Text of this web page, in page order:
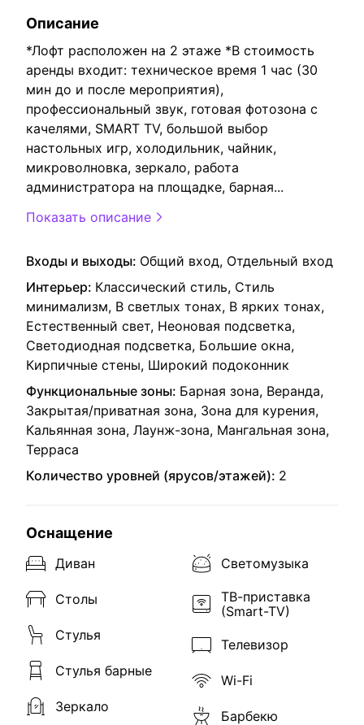
Описание
*Лофт расположен на 2 этаже *В стоимость
аренды входит: техническое время 1 час (30
мин до и после мероприятия),
профессиональный звук, готовая фотозона с
качелями, SMART TV, большой выбор
настольных игр, холодильник, чайник,
микроволновка, зеркало, работа
администратора на площадке, барная...
Показать описание
Входы и выходы: Общий вход, Отдельный вход
Интерьер: Классический стиль, Стиль
минимализм, В светлых тонах, В ярких тонах,
Естественный свет, Неоновая подсветка,
Светодиодная подсветка, Большие окна,
Кирпичные стены, Широкий подоконник
Функциональные зоны: Барная зона, Веранда,
Закрытая/приватная зона, Зона для курения,
Кальянная зона, Лаунж-зона, Мангальная зона,
Терраса
Количество уровней (ярусов/этажей): 2
Оснащение
Диван
Столы
Стулья
Стулья барные
Зеркало
Светомузыка
ТВ-приставка
(Smart-TV)
Телевизор
Wi-Fi
Барбекю